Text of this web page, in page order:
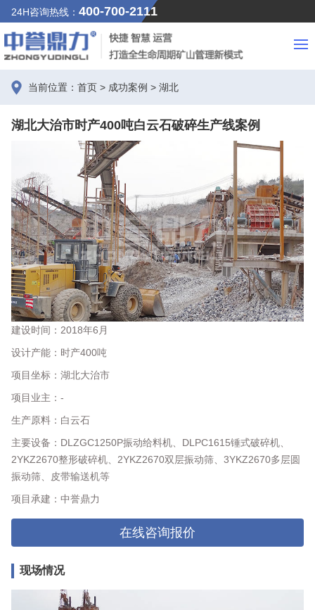
24H咨询热线： 400-700-2111
当前位置： 首页 > 成功案例 > 湖北
湖北大治市时产400吨白云石破碎生产线案例
建设时间：2018年6月
设计产能：时产400吨
项目坐标：湖北大治市
项目业主：-
生产原料：白云石
主要设备：DLZGC1250P振动给料机、DLPC1615锤式破碎机、
2YKZ2670整形破碎机、2YKZ2670双层振动筛、3YKZ2670多层圆
振动筛、皮带输送机等
项目承建：中誉鼎力
在线咨询报价
现场情况